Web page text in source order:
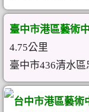
臺中市港區藝術
4.75公里
臺中市436清水
台中市港區藝術